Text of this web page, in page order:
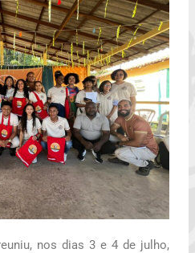
nos dias 3 e 4 de julho,